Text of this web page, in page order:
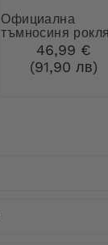
Официална
тъмносиня
брошка46,99 €
(91,90 лв)